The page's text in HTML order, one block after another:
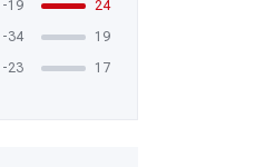
-19
24
-34
19
-23 17